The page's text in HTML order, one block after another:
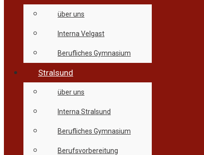
über uns
Interna Velgast
Berufliches Gymnasium
Stralsund
über uns
Interna Stralsund
Berufliches Gymnasium
Berufsvorbereitung